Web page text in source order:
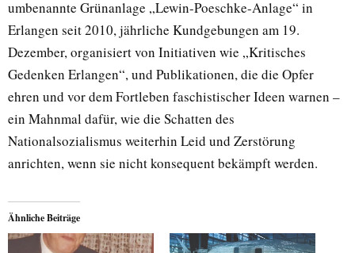
umbenannte Grünanlage „Lewin-Poeschke-Anlage“ in
Erlangen seit 2010, jährliche Kundgebungen am 19.
Dezember, organisiert von Initiativen wie „Kritisches
Gedenken Erlangen“, und Publikationen, die die Opfer
ehren und vor dem Fortleben faschistischer Ideen warnen –
ein Mahnmal dafür, wie die Schatten des
Nationalsozialismus weiterhin Leid und Zerstörung
anrichten, wenn sie nicht konsequent bekämpft werden.
Ähnliche Beiträge